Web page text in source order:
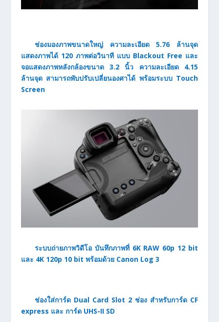
ช่องมองภาพขนาดใหญ่ ความละเอียด 5.76 ล้านจุด
แสดงภาพได้ 120 ภาพต่อวินาที แบบ Blackout Free และ
จอแสดงภาพหลังกล้องขนาด 3.2 นิ้ว ความละเอียด 4.15
ล้านจุด สามารถพับปรับเปลี่ยนองศาได้ พร้อมระบบ Touch
Screen
ระบบถ่ายภาพวิดีโอ บันทึกภาพที่ 6K RAW 60p 12 bit
และ 4K 120p 10 bit พร้อมด้วย Canon Log 3
ช่องใส่การ์ด Dual Card Slot 2 ช่อง สำหรับการ์ด CF
express และ การ์ด UHS-II SD